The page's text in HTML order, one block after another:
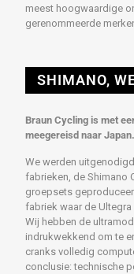
meest hoogwaardige
gerenommeerde
SHIMANO,
Braun Cycling is met
meegereisd naar Japan.
We werden
fabrieken, de Shimano
groepsets
fabriek waar de
Wij hebben de
indrukwekkend om te
cranks volledig
conclusie: technische